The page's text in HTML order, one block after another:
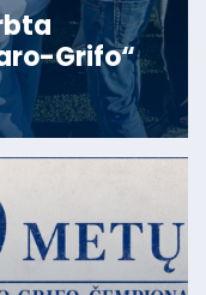
Grifo“